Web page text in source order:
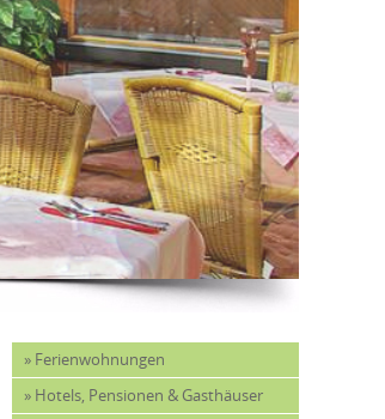
» Ferienwohnungen
» Hotels, Pensionen & Gasthäuser